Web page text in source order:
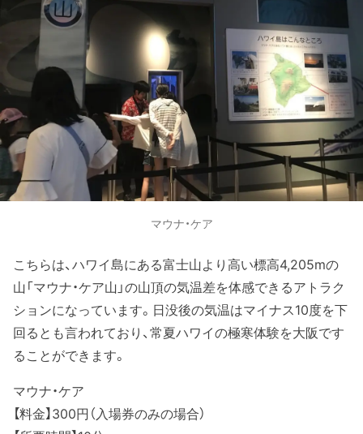
マウナ・ケア
こちらは、ハワイ島にある富士山より高い標高4,205mの
山「マウナ・ケア山」の山頂の気温差を体感できるアトラク
ションになっています。日没後の気温はマイナス10度を下
回るとも言われており、常夏ハワイの極寒体験を大阪です
ることができます。
マウナ・ケア
【料金】300円（入場券のみの場合）